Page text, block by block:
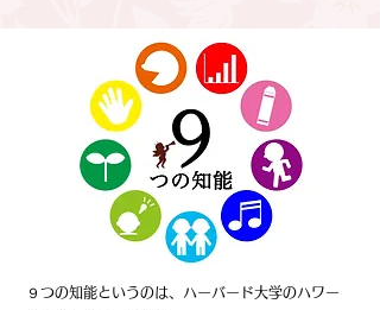
９つの知能というのは、ハーバード大学のハワー